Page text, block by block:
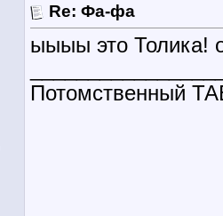
Re: Фа-фа
ыыыы это Толика!
Потомственный